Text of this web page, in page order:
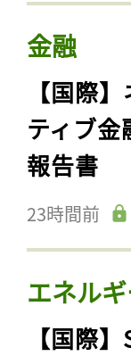
金融
【国際
ティブ
報告書
23時間前
エネル
【国際